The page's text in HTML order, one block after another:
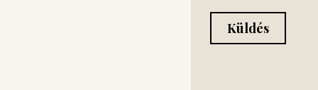
Küldés